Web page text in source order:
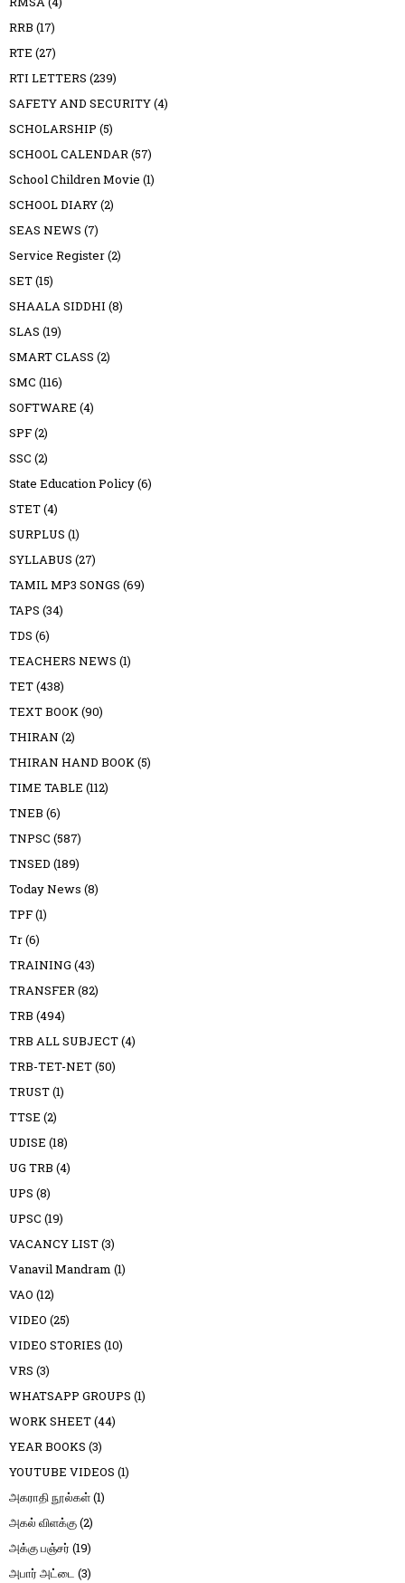
RRB (17)
RTE (27)
RTI LETTERS (239)
SAFETY AND SECURITY(4)
SCHOLARSHIP (5)
SCHOOL CALENDAR(57)
School Children Movie (1)
SCHOOL DIARY(2)
SEAS NEWS (7)
Service Register(2)
SET(15)
SHAALA SIDDHI (8)
SLAS (19)
SMART CLASS (2)
SMC (116)
SOFTWARE (4)
SPF(2)
SSC (2)
State Education Policy(6)
STET(4)
SURPLUS (1)
SYLLABUS (27)
TAMIL MP3 SONGS (69)
TAPS (34)
TDS (6)
TEACHERS NEWS (1)
TET(438)
TEXT BOOK(90)
THIRAN (2)
THIRAN HAND BOOK(5)
TIME TABLE (112)
TNEB (6)
TNPSC (587)
TNSED (189)
Today News (8)
TPF(1)
Tr(6)
TRAINING (43)
TRANSFER(82)
TRB (494)
TRB ALL SUBJECT(4)
TRB-TET-NET(50)
TRUST(1)
TTSE (2)
UDISE (18)
UG TRB (4)
UPS (8)
UPSC (19)
VACANCY LIST(3)
Vanavil Mandram (1)
VAO (12)
VIDEO (25)
VIDEO STORIES (10)
VRS (3)
WHATSAPP GROUPS (1)
WORK SHEET(44)
YEAR BOOKS (3)
YOUTUBE VIDEOS (1)
அகராதி நூல்கள்(1)
அகல் விளக்கு(2)
அக்கு பஞ்சர் (19)
அபார் அட்டை (3)